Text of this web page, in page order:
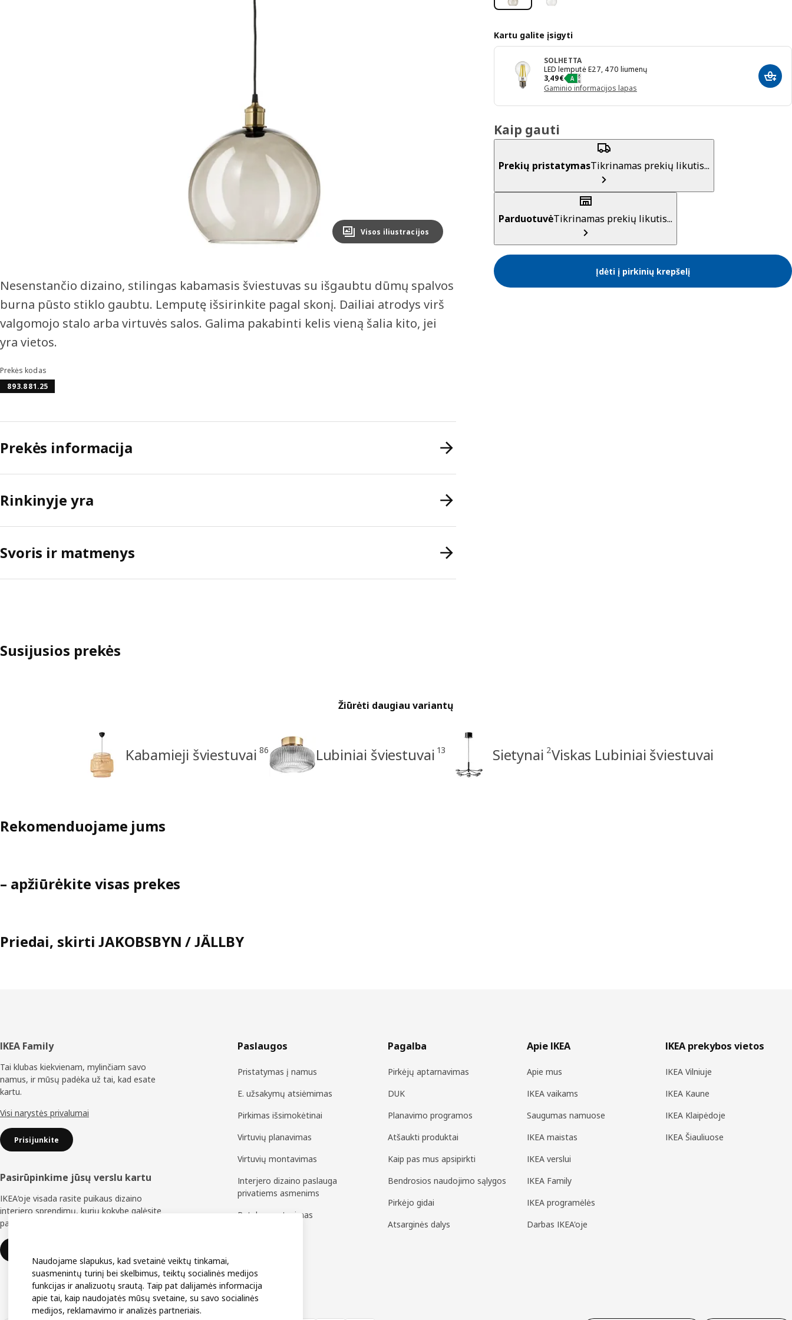
Visos iliustracijos
Kartu galite įsigyti
SOLHETTA
LED lemputė E27, 470 liumenų
3,49€
Kaina 3,49€
Gaminio informacijos lapas
Įdėti
Kaip gauti
Prekių pristatymasTikrinamas prekių likutis...
ParduotuvėTikrinamas prekių likutis...
Įdėti į pirkinių krepšelį
Nesenstančio dizaino, stilingas kabamasis šviestuvas su išgaubtu dūmų spalvos
burna pūsto stiklo gaubtu. Lemputę išsirinkite pagal skonį. Dailiai atrodys virš
valgomojo stalo arba virtuvės salos. Galima pakabinti kelis vieną šalia kito, jei
yra vietos.
Prekės kodas
893.881.25
Prekės informacija
Rinkinyje yra
Svoris ir matmenys
Susijusios prekės
Žiūrėti daugiau variantų
Kabamieji šviestuvai 86 Lubiniai šviestuvai 13 Sietynai 2Viskas Lubiniai šviestuvai
Rekomenduojame jums
– apžiūrėkite visas prekes
Priedai, skirti JAKOBSBYN / JÄLLBY
Poraštė
IKEA Family
Tai klubas kiekvienam, mylinčiam savo
namus, ir mūsų padėka už tai, kad esate
kartu.
Visi narystės privalumai
Prisijunkite
Pasirūpinkime jūsų verslu kartu
IKEA‘oje visada rasite puikaus dizaino
interjero sprendimų, kurių kokybe galėsite
pasitikėti ilgus metus.
Paslaugos
Pristatymas į namus
E. užsakymų atsiėmimas
Pirkimas išsimokėtinai
Virtuvių planavimas
Virtuvių montavimas
Interjero dizaino paslauga
privatiems asmenims
Patalpų matavimas
Pagalba
Pirkėjų aptarnavimas
DUK
Planavimo programos
Atšaukti produktai
Kaip pas mus apsipirkti
Bendrosios naudojimo sąlygos
Pirkėjo gidai
Atsarginės dalys
Apie IKEA
Apie mus
IKEA vaikams
Saugumas namuose
IKEA maistas
IKEA verslui
IKEA Family
IKEA programėlės
Darbas IKEA'oje
IKEA prekybos vietos
IKEA Vilniuje
IKEA Kaune
IKEA Klaipėdoje
IKEA Šiauliuose
Naudojame slapukus, kad svetainė veiktų tinkamai,
suasmenintų turinį bei skelbimus, teiktų socialinės medijos
funkcijas ir analizuotų srautą. Taip pat dalijamės informacija
apie tai, kaip naudojatės mūsų svetaine, su savo socialinės
medijos, reklamavimo ir analizės partneriais.